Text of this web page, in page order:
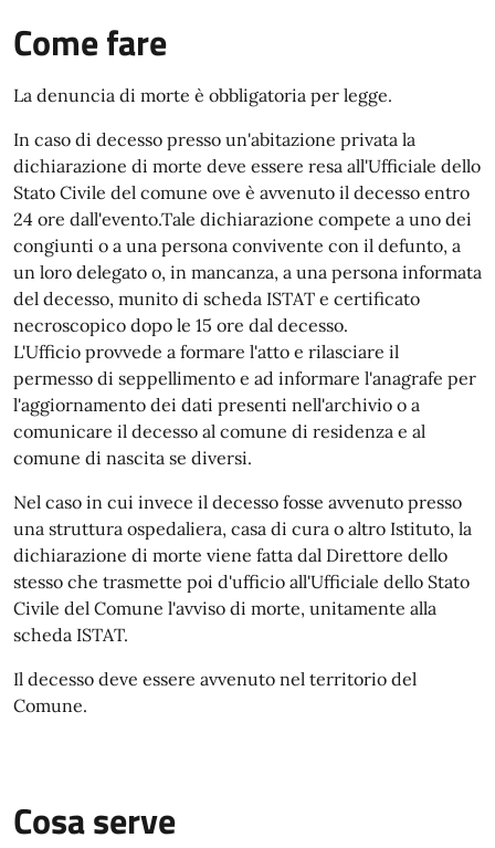
Come fare
La denuncia di morte è obbligatoria per legge.
In caso di decesso presso un'abitazione privata la
dichiarazione di morte deve essere resa all'Ufficiale dello
Stato Civile del comune ove è avvenuto il decesso entro
24 ore dall'evento.Tale dichiarazione compete a uno dei
congiunti o a una persona convivente con il defunto, a
un loro delegato o, in mancanza, a una persona informata
del decesso, munito di scheda ISTAT e certificato
necroscopico dopo le 15 ore dal decesso.
L'Ufficio provvede a formare l'atto e rilasciare il
permesso di seppellimento e ad informare l'anagrafe per
l'aggiornamento dei dati presenti nell'archivio o a
comunicare il decesso al comune di residenza e al
comune di nascita se diversi.
Nel caso in cui invece il decesso fosse avvenuto presso
una struttura ospedaliera, casa di cura o altro Istituto, la
dichiarazione di morte viene fatta dal Direttore dello
stesso che trasmette poi d'ufficio all'Ufficiale dello Stato
Civile del Comune l'avviso di morte, unitamente alla
scheda ISTAT.
Il decesso deve essere avvenuto nel territorio del
Comune.
Cosa serve